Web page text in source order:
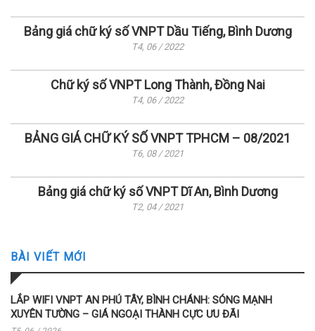
Bảng giá chữ ký số VNPT Dầu Tiếng, Bình Dương
T4, 06 / 2022
Chữ ký số VNPT Long Thành, Đồng Nai
T4, 06 / 2022
BẢNG GIÁ CHỮ KÝ SỐ VNPT TPHCM – 08/2021
T6, 08 / 2021
Bảng giá chữ ký số VNPT Dĩ An, Bình Dương
T2, 04 / 2021
BÀI VIẾT MỚI
LẮP WIFI VNPT AN PHÚ TÂY, BÌNH CHÁNH: SÓNG MẠNH
XUYÊN TƯỜNG – GIÁ NGOẠI THÀNH CỰC ƯU ĐÃI